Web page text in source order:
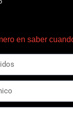
en saber